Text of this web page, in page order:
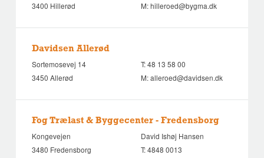
3400 Hillerød
M:hilleroed@bygma.dk
Davidsen Allerød
Sortemosevej 14
3450 Allerød
T:48 13 58 00
M:alleroed@davidsen.dk
Fog Trælast & Byggecenter - Fredensborg
Kongevejen
3480 Fredensborg
David Ishøj Hansen
T:4848 0013